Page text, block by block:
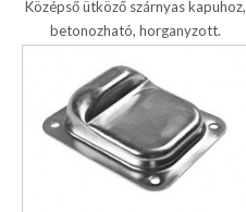
Középső ütköző szárnyas kapuhoz,
betonozható, horganyzott.